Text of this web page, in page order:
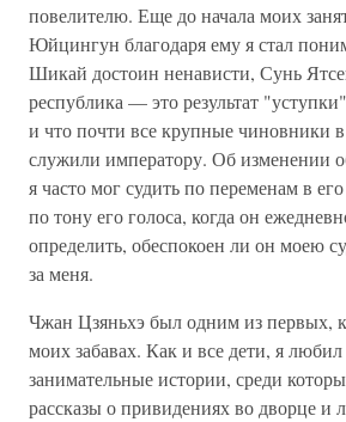
повелителю. Еще до начала моих
Юйцингун благодаря ему я стал
Шикай достоин ненависти, Сунь
республика — это результат
и что почти все крупные чиновники
служили императору. Об изменении
я часто мог судить по переменам в
по тону его голоса, когда он
определить, обеспокоен ли он моею
за меня.
Чжан Цзяньхэ был одним из первых,
моих забавах. Как и все дети, я
занимательные истории, среди
рассказы о привидениях во дворце и